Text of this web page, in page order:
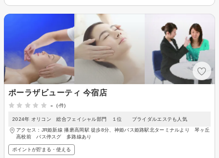
ポーラザビューティ 今宿店
-
(-件)
2024年 オリコン 総合フェイシャル部門 １位 ブライダルエステも人気
アクセス：JR姫新線 播磨高岡駅 徒歩8分、神姫バス姫路駅北ターミナルより 琴ヶ丘
高校前 バス停スグ 多路線あり
ポイントが貯まる・使える